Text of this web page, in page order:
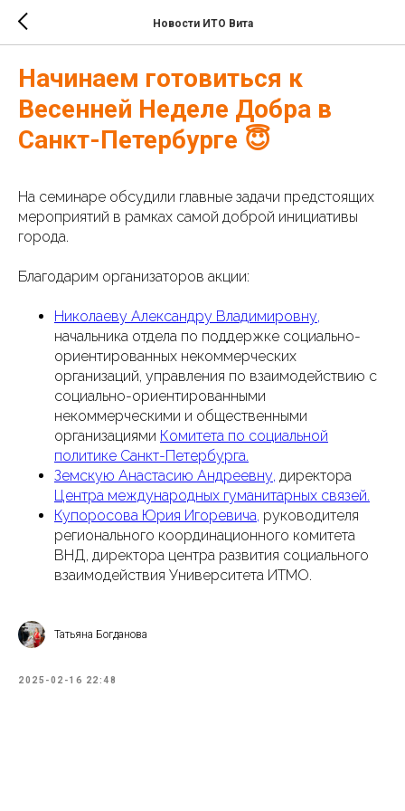
Новости ИТО Вита
Начинаем готовиться к
Весенней Неделе Добра в
Санкт-Петербурге 😇
На семинаре обсудили главные задачи предстоящих
мероприятий в рамках самой доброй инициативы
города.
Благодарим организаторов акции:
Николаеву Александру Владимировну,
начальника отдела по поддержке социально-
ориентированных некоммерческих
организаций, управления по взаимодействию с
социально-ориентированными
некоммерческими и общественными
организациями Комитета по социальной
политике Санкт-Петербурга.
Земскую Анастасию Андреевну, директора
Центра международных гуманитарных связей.
Купоросова Юрия Игоревича, руководителя
регионального координационного комитета
ВНД, директора центра развития социального
взаимодействия Университета ИТМО.
Татьяна Богданова
2025-02-16 22:48